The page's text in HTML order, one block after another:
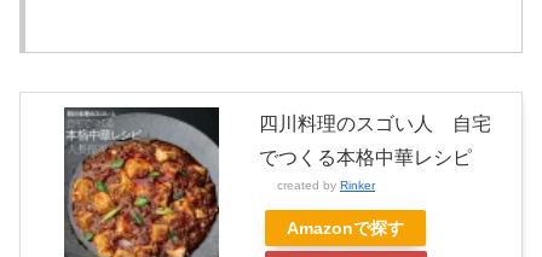
四川料理のスゴい人 自宅
でつくる本格中華レシピ
created by Rinker
Amazonで探す